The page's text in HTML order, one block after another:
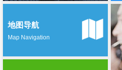
地图导航
Map Navigation